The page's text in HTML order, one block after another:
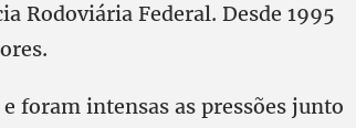
Rodoviária Federal. Desde 1995
foram intensas as pressões junto